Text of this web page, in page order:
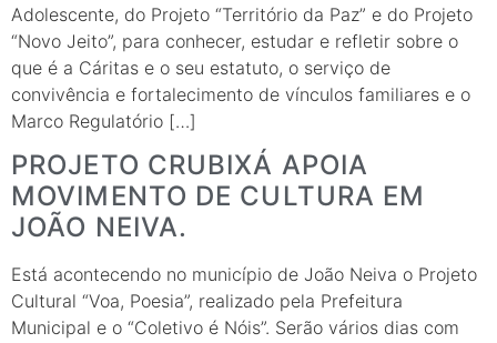
Adolescente, do Projeto “Território da Paz” e do Projeto
“Novo Jeito”, para conhecer, estudar e refletir sobre o
que é a Cáritas e o seu estatuto, o serviço de
convivência e fortalecimento de vínculos familiares e o
Marco Regulatório […]
PROJETO CRUBIXÁ APOIA
MOVIMENTO DE CULTURA EM
JOÃO NEIVA.
Está acontecendo no município de João Neiva o Projeto
Cultural “Voa, Poesia”, realizado pela Prefeitura
Municipal e o “Coletivo é Nóis”. Serão vários dias com